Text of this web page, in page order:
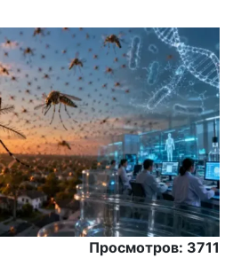
Просмотров: 3711